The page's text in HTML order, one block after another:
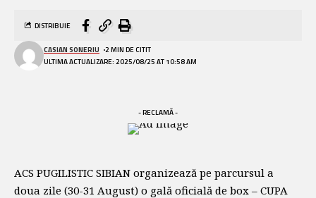
ULTIMA ACTUALIZARE: 2025/08/25 AT 10:58 AM
CASIAN SONERIU 2 MIN DE CITIT
DISTRIBUIE
- RECLAMĂ -
ACS PUGILISTIC SIBIAN organizează pe parcursul a
doua zile (30-31 August) o gală oficială de box – CUPA